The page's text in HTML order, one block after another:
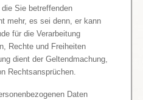
Sie betreffenden
mehr, es sei denn, er kann
für die Verarbeitung
Rechte und Freiheiten
dient der Geltendmachung,
Rechtsansprüchen.
Daten